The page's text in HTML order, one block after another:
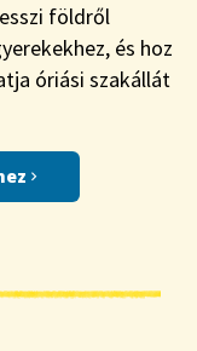
földről
és hoz
óriási szakállát